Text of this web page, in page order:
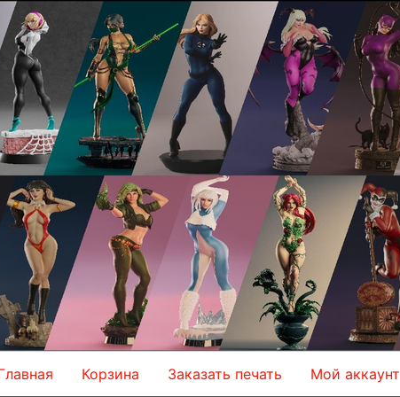
Корзина Заказать печать Мой аккаунт